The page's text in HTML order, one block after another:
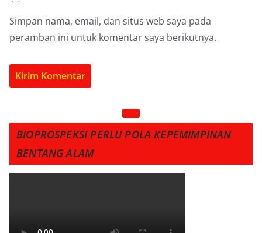
Simpan nama, email, dan situs web saya pada
peramban ini untuk komentar saya berikutnya.
BIOPROSPEKSI PERLU POLA KEPEMIMPINAN
BENTANG ALAM